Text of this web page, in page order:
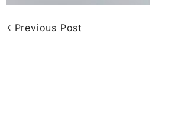
Previous Post